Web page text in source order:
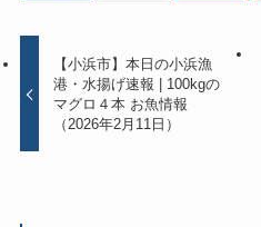
【小浜市】本日の小浜漁
港・水揚げ速報 | 100kgの
マグロ４本 お魚情報
（2026年2月11日）